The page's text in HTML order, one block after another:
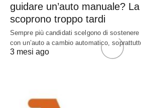
guidare un’auto manuale?
scoprono troppo tardi
Sempre più candidati scelgono di sostenere
con un’auto a cambio automatico,
3 mesi ago